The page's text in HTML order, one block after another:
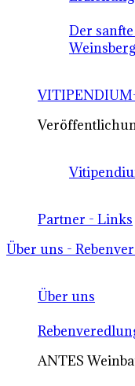
Der
Partner - Links
Über uns -
Über uns
ANTES